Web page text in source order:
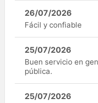
26/07/2026
Fácil y confiable
25/07/2026
Buen servicio en
pública.
25/07/2026